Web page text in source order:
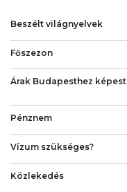
Beszélt világnyelvek
Főszezon
Árak Budapesthez képest
Pénznem
Vízum szükséges?
Közlekedés